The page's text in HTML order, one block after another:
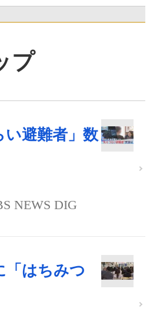
プ
い避難者」数
NEWS DIG
「はちみつ